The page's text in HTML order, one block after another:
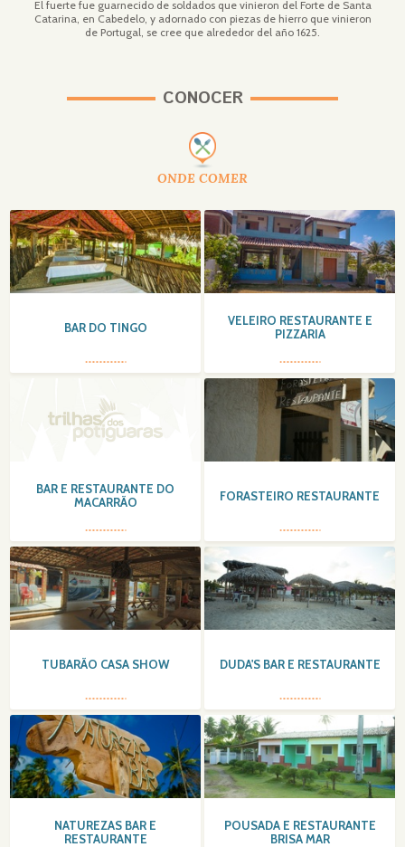
El fuerte fue guarnecido de soldados que vinieron del Forte de Santa
Catarina, en Cabedelo, y adornado con piezas de hierro que vinieron
de Portugal, se cree que alrededor del año 1625.
CONOCER
ONDE COMER
BAR DO TINGO
VELEIRO RESTAURANTE E
PIZZARIA
BAR E RESTAURANTE DO
MACARRÃO
FORASTEIRO RESTAURANTE
TUBARÃO CASA SHOW DUDA'S BAR E RESTAURANTE
NATUREZAS BAR E
RESTAURANTE
POUSADA E RESTAURANTE
BRISA MAR